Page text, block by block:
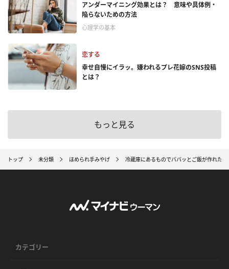
アンダーマイニング効果とは？ 意味や具体例・
陥らないための方法
心理学の基本
恋する
幸せ自慢にイラッ。嫌われるプレ花嫁のSNS投稿
とは？
もっと見る
トップ 未分類 ほめられ手みやげ 冷蔵庫にあるものでパパッとご飯が作れた
カテゴリー